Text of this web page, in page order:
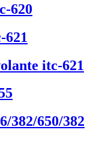
620
621
itc-621
382/650/382